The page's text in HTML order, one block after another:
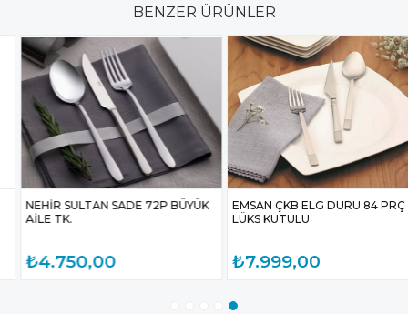
BENZER ÜRÜNLER
NEHİR SULTAN SADE 72P BÜYÜK
AİLE TK.
₺4.750,00
EMSAN ÇKB ELG DURU 84 PRÇ
LÜKS KUTULU
₺7.999,00